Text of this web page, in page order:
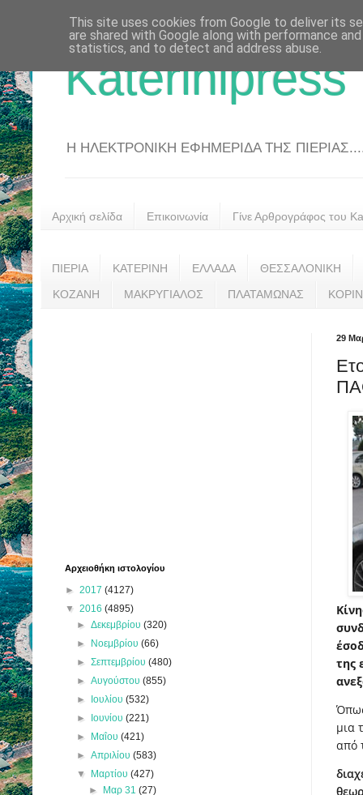
Katerinipress
Η ΗΛΕΚΤΡΟΝΙΚΗ ΕΦΗΜΕΡΙΔΑ ΤΗΣ
Αρχική σελίδα Επικοινωνία Γίνε Αρθρογράφος του
ΠΙΕΡΙΑ ΚΑΤΕΡΙΝΗ ΕΛΛΑΔΑ ΘΕΣΣΑΛΟΝΙΚΗ
ΚΟΖΑΝΗ ΜΑΚΡΥΓΙΑΛΟΣ ΠΛΑΤΑΜΩΝΑΣ
29
της
μια
από
Αρχειοθήκη ιστολογίου
► 2017 (4127)
▼ 2016 (4895)
►Δεκεμβρίου(320)
► Νοεμβρίου(66)
►Σεπτεμβρίου(480)
►Αυγούστου(855)
► Ιουλίου(532)
► Ιουνίου(221)
► Μαΐου(421)
►Απριλίου(583)
▼ Μαρτίου(427)
► Μαρ 31 (27)
This site uses cookies from Google to deliver its
are shared with Google along with performance
statistics, and to detect and address abuse.